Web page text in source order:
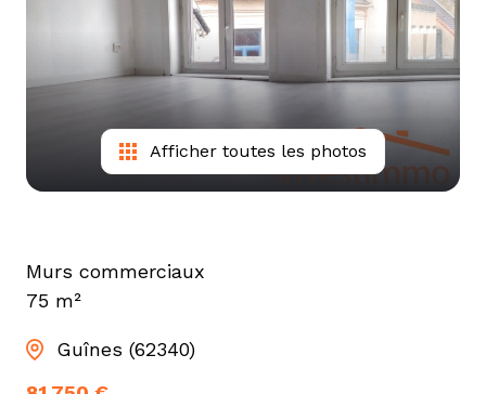
Afficher toutes les photos
Murs commerciaux
75 m²
Guînes (62340)